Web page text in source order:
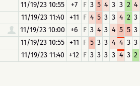
11/19/23 10:55
+7 F 3 5 4 3 3 2 4
11/19/23 11:40
+11 F 4 5 3 3 4 2 3
11/19/23 10:00 +6 F 3 4 3 4 5 5 3
11/19/23 10:55 +11 F 5 3 3 4 4 3 3
11/19/23 11:40 +12 F 3 3 3 3 4 3 2